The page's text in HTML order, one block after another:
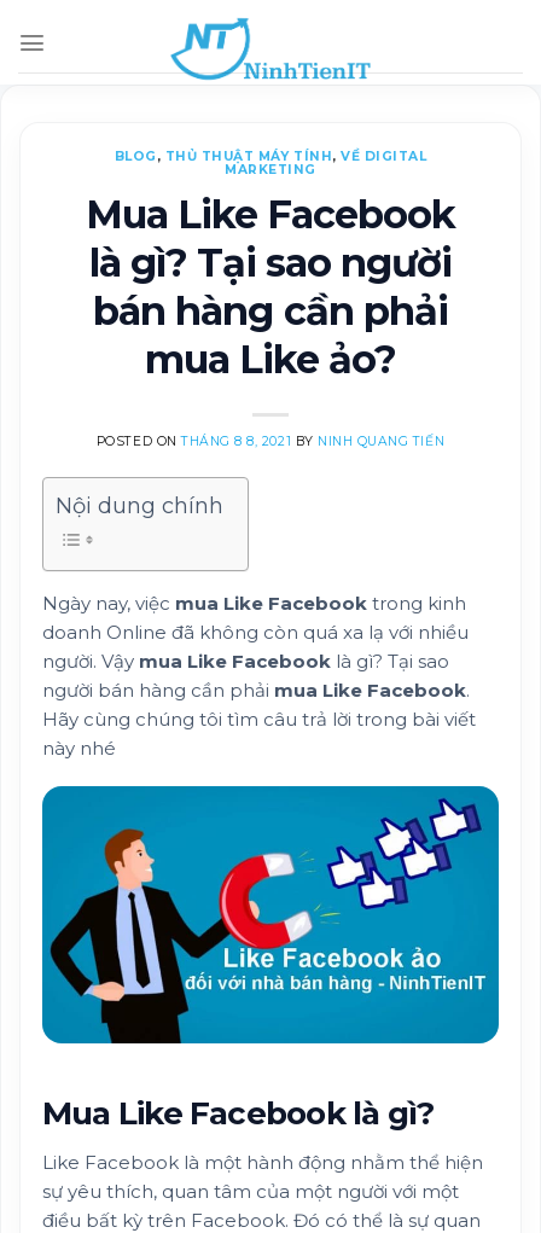
content
BLOG , THỦ THUẬT MÁY TÍNH,VỀ DIGITAL
MARKETING
Mua Like Facebook
là gì? Tại sao người
bán hàng cần phải
mua Like ảo?
POSTED ONTHÁNG 8 8, 2021 BY NINH QUANG TIẾN
Nội dung chính
Ngày nay, việc mua Like Facebook trong kinh
doanh Online đã không còn quá xa lạ với nhiều
người. Vậy mua Like Facebook là gì? Tại sao
người bán hàng cần phải mua Like Facebook.
Hãy cùng chúng tôi tìm câu trả lời trong bài viết
này nhé
Mua Like Facebook là gì?
Like Facebook là một hành động nhằm thể hiện
sự yêu thích, quan tâm của một người với một
điều bất kỳ trên Facebook. Đó có thể là sự quan